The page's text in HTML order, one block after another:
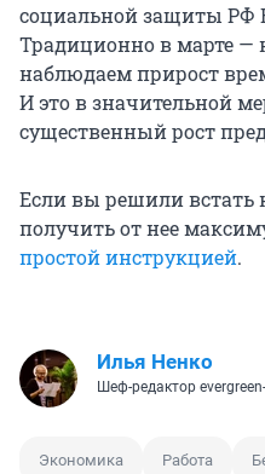
социальной защиты РФ
Традиционно в марте —
наблюдаем прирост
И это в значительной
существенный рост
Если вы решили встать
получить от нее
простой инструкцией.
Илья Ненко
Шеф-редактор
Экономика Работа